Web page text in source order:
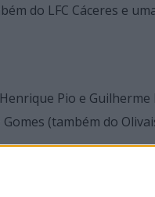
do LFC Cáceres e
Pio e
(também do